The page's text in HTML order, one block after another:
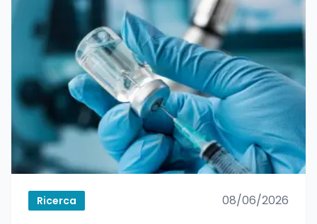
Ricerca 08/06/2026